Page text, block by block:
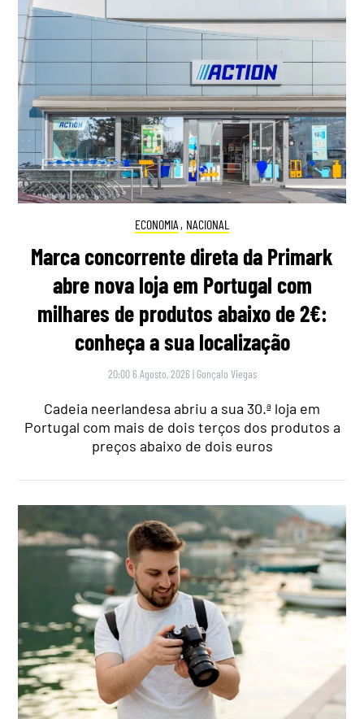
ECONOMIA , NACIONAL
Marca concorrente direta da Primark
abre nova loja em Portugal com
milhares de produtos abaixo de 2€:
conheça a sua localização
20:00 6 Agosto, 2026 | Gonçalo Viegas
Cadeia neerlandesa abriu a sua 30.ª loja em
Portugal com mais de dois terços dos produtos a
preços abaixo de dois euros